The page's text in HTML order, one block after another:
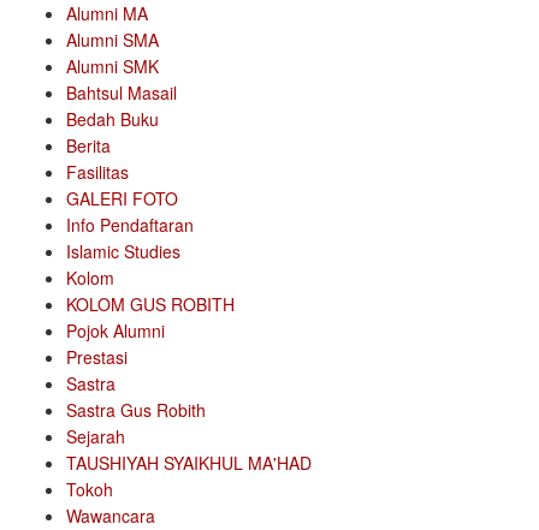
Alumni MA
Alumni SMA
Alumni SMK
Bahtsul Masail
Bedah Buku
Berita
Fasilitas
GALERI FOTO
Info Pendaftaran
Islamic Studies
Kolom
KOLOM GUS ROBITH
Pojok Alumni
Prestasi
Sastra
Sastra Gus Robith
Sejarah
TAUSHIYAH SYAIKHUL MA'HAD
Tokoh
Wawancara